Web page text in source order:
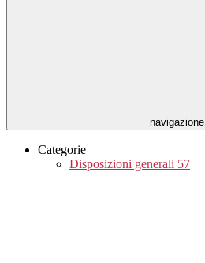
navigazione
Categorie
Disposizioni generali 57